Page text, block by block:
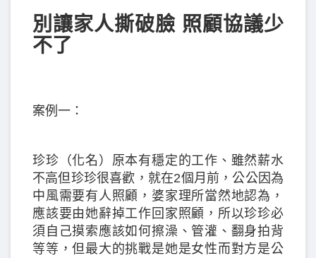
別讓家人撕破臉 照顧協議少
不了
案例一：
珍珍（化名）原本有穩定的工作、雖然薪水
不高但珍珍很喜歡，就在2個月前，公公因為
中風需要有人照顧，婆家理所當然地認為，
應該要由她辭掉工作回家照顧，所以珍珍必
須自己摸索應該如何擦澡、管灌、翻身拍背
等等，但最大的挑戰是她是女性而對方是公